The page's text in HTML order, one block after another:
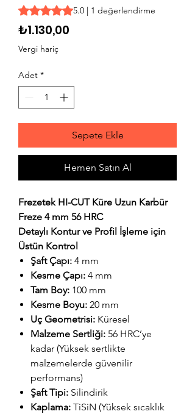
1 değerlendirmeye göre beş yıldız
5.0 | 1 değerlendirme
₺1.130,00
Vergi hariç
Adet *
Sepete Ekle
Hemen Satın Al
Frezetek HI-CUT Küre Uzun Karbür
Freze 4 mm 56 HRC
Detaylı Kontur ve Profil İşleme için
Üstün Kontrol
Şaft Çapı: 4 mm
Kesme Çapı: 4 mm
Tam Boy: 100 mm
Kesme Boyu: 20 mm
Uç Geometrisi: Küresel
Malzeme Sertliği: 56 HRC’ye
kadar (Yüksek sertlikte
malzemelerde güvenilir
performans)
Şaft Tipi: Silindirik
Kaplama: TiSiN (Yüksek sıcaklık